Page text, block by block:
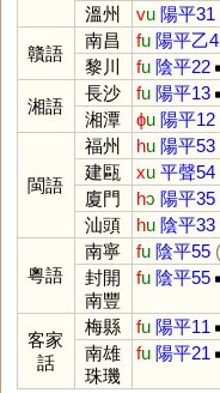
溫州
vu 陽平31
贛語
南昌 fu 陽平乙
黎川
fu 陰平22
湘語
長沙 fu 陽平13
湘潭
ɸu 陽平12
閩語
福州 hu 陽平53
建甌
xu 平聲54
廈門
hɔ 陽平35
汕頭
hu 陰平33
粵語
南寧 fu 陰平55
封開
南豐
fu 陰平55
客家
話
梅縣 fu 陽平11
南雄
珠璣
fu 陽平21